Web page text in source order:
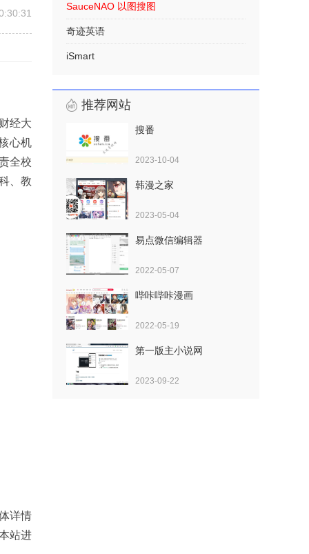
经大
心机
全校
、教
详情
站进
SauceNAO 以图搜图
奇迹英语
iSmart
推荐网站
搜番
2023-10-04
韩漫之家
2023-05-04
易点微信编辑器
2022-05-07
哔咔哔咔漫画
2022-05-19
第一版主小说网
2023-09-22